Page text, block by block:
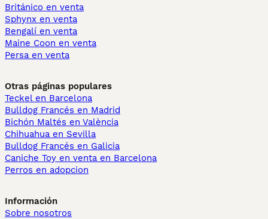
Británico en venta
Sphynx en venta
Bengalí en venta
Maine Coon en venta
Persa en venta
Otras páginas populares
Teckel en Barcelona
Bulldog Francés en Madrid
Bichón Maltés en València
Chihuahua en Sevilla
Bulldog Francés en Galicia
Caniche Toy en venta en Barcelona
Perros en adopcion
Información
Sobre nosotros